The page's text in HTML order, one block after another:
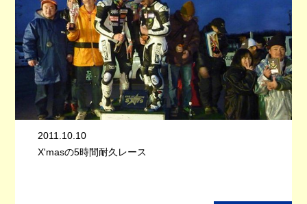
2011.10.10
X'masの5時間耐久レース